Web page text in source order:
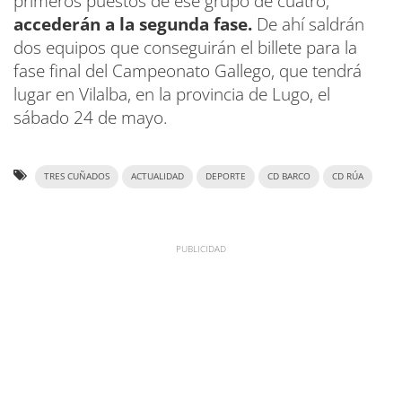
accederán a la segunda fase. De ahí saldrán
dos equipos que conseguirán el billete para la
fase final del Campeonato Gallego, que tendrá
lugar en Vilalba, en la provincia de Lugo, el
sábado 24 de mayo.
TRES CUÑADOS ACTUALIDAD DEPORTE CD BARCO CD RÚA